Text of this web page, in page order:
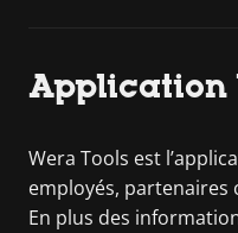
Application
Wera Tools est
employés, partenaires
En plus des